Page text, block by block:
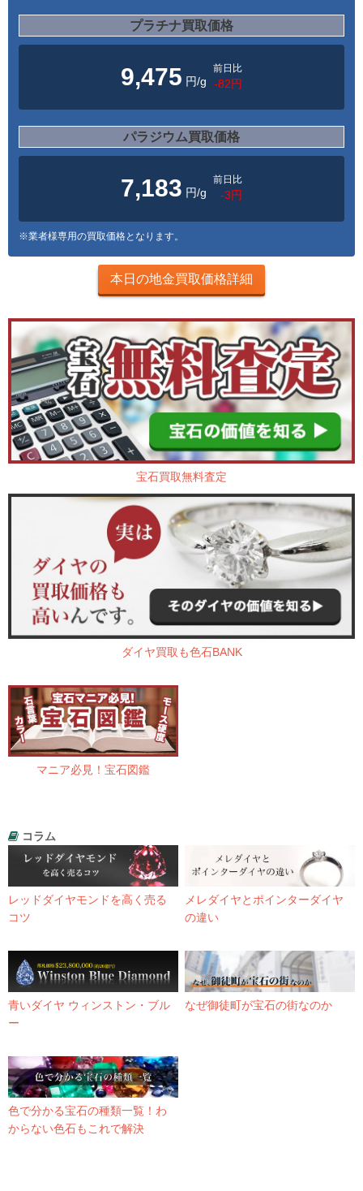
プラチナ買取価格
9,475 円/g
前日比
-82円
パラジウム買取価格
7,183 円/g
前日比
-3円
※業者様専用の買取価格となります。
本日の地金買取価格詳細
宝石買取無料査定
ダイヤ買取も色石BANK
マニア必見！宝石図鑑
コラム
レッドダイヤモンドを高く売る
コツ
メレダイヤとポインターダイヤ
の違い
青いダイヤ ウィンストン・ブル
ー
なぜ御徒町が宝石の街なのか
色で分かる宝石の種類一覧！わ
からない色石もこれで解決